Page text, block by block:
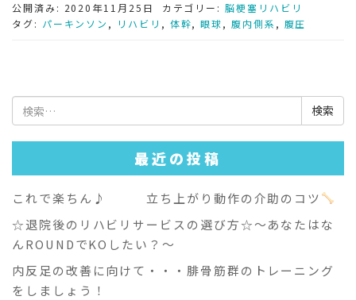
公開済み: 2020年11月25日 カテゴリー:脳梗塞リハビリ
タグ: パーキンソン , リハビリ , 体幹,眼球, 腹内側系 , 腹圧
検
索:
最近の投稿
これで楽ちん♪ 立ち上がり動作の介助のコツ
☆退院後のリハビリサービスの選び方☆～あなたはな
んROUNDでKOしたい？～
内反足の改善に向けて・・・腓骨筋群のトレーニング
をしましょう！